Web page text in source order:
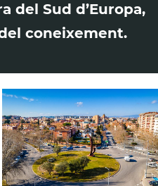
del Sud d’Europa,
coneixement.